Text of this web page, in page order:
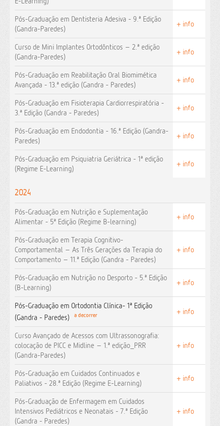
Pós-Graduação em Dentisteria Adesiva - 9.ª Edição
(Gandra-Paredes)
+ info
Curso de Mini Implantes Ortodônticos – 2.ª edição
(Gandra-Paredes)
+ info
Pós-Graduação em Reabilitação Oral Biomimética
Avançada - 13.ª edição (Gandra - Paredes)
+ info
Pós-Graduação em Fisioterapia Cardiorrespiratória -
3.ª Edição (Gandra - Paredes)
+ info
Pós-Graduação em Endodontia - 16.ª Edição (Gandra-
Paredes)
+ info
Pós-Graduação em Psiquiatria Geriátrica - 1ª edição
(Regime E-Learning)
+ info
2024
Pós-Graduação em Nutrição e Suplementação
Alimentar - 5ª Edição (Regime B-learning)
+ info
Pós-Graduação em Terapia Cognitivo-
Comportamental – As Três Gerações da Terapia do
Comportamento – 11.ª Edição (Gandra - Paredes)
+ info
Pós-Graduação em Nutrição no Desporto - 5.ª Edição
(B-Learning)
+ info
Pós-Graduação em Ortodontia Clínica- 1ª Edição
(Gandra - Paredes)
a decorrer + info
Curso Avançado de Acessos com Ultrassonografia:
colocação de PICC e Midline – 1.ª edição_PRR
(Gandra-Paredes)
+ info
Pós-Graduação em Cuidados Continuados e
Paliativos - 28.ª Edição (Regime E-Learning)
+ info
Pós-Graduação de Enfermagem em Cuidados
Intensivos Pediátricos e Neonatais - 7.ª Edição
(Gandra - Paredes)
+ info